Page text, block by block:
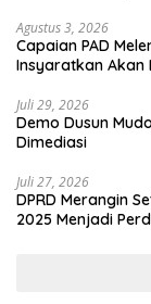
Agustus 3, 2026
Capaian PAD
Insyaratkan Akan
Juli 29, 2026
Demo Dusun
Dimediasi
Juli 27, 2026
DPRD Merangin
2025 Menjadi